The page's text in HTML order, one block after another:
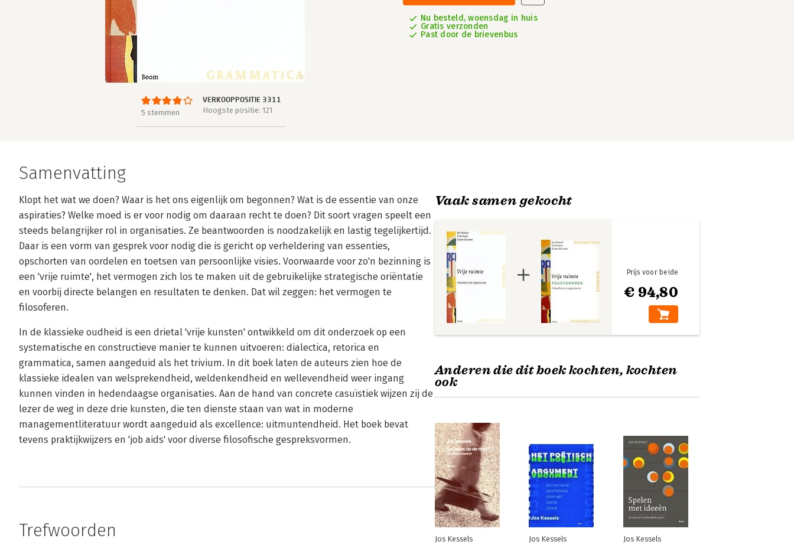
5 stemmen
VERKOOPPOSITIE 3311
Hoogste positie: 121
Nu besteld, woensdag in huis
Gratis verzonden
Past door de brievenbus
Samenvatting
Klopt het wat we doen? Waar is het ons eigenlijk om begonnen? Wat is de essentie van onze
aspiraties? Welke moed is er voor nodig om daaraan recht te doen? Dit soort vragen speelt een
steeds belangrijker rol in organisaties. Ze beantwoorden is noodzakelijk en lastig tegelijkertijd.
Daar is een vorm van gesprek voor nodig die is gericht op verheldering van essenties,
opschorten van oordelen en toetsen van persoonlijke visies. Voorwaarde voor zo'n bezinning is
een 'vrije ruimte', het vermogen zich los te maken uit de gebruikelijke strategische oriëntatie
en voorbij directe belangen en resultaten te denken. Dat wil zeggen: het vermogen te
filosoferen.
In de klassieke oudheid is een drietal 'vrije kunsten' ontwikkeld om dit onderzoek op een
systematische en constructieve manier te kunnen uitvoeren: dialectica, retorica en
grammatica, samen aangeduid als het trivium. In dit boek laten de auteurs zien hoe de
klassieke idealen van welsprekendheid, weldenkendheid en wellevendheid weer ingang
kunnen vinden in hedendaagse organisaties. Aan de hand van concrete casuïstiek wijzen zij de
lezer de weg in deze drie kunsten, die ten dienste staan van wat in moderne
managementliteratuur wordt aangeduid als excellence: uitmuntendheid. Het boek bevat
tevens praktijkwijzers en 'job aids' voor diverse filosofische gespreksvormen.
Trefwoorden
Vaak samen gekocht
€ 94,80
Prijs voor beide
Anderen die dit boek kochten, kochten
ook
Jos Kessels Jos Kessels Jos Kessels